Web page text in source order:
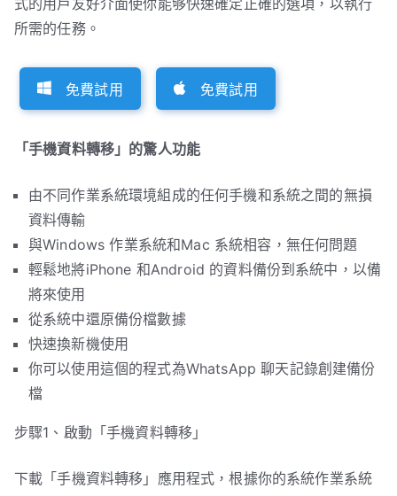
所需的任務。
免費試用 免費試用
「手機資料轉移」的驚人功能
由不同作業系統環境組成的任何手機和系統之間的無損
資料傳輸
與Windows 作業系統和Mac 系統相容，無任何問題
輕鬆地將iPhone 和Android 的資料備份到系統中，以備
將來使用
從系統中還原備份檔數據
快速換新機使用
你可以使用這個的程式為WhatsApp 聊天記錄創建備份
檔
步驟1、啟動「手機資料轉移」
下載「手機資料轉移」應用程式，根據你的系統作業系統